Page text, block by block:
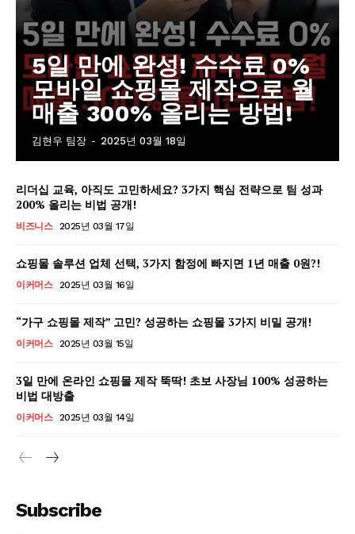
GB leader
5일 만에 완성! 수수료 0%
모바일 쇼핑몰 제작으로 월
매출 300% 올리는 방법!
김현우 팀장 - 2025년 03월 18일
리더십 교육, 아직도 고민하세요? 3가지 핵심 전략으로 팀 성과
200% 올리는 비법 공개!
비즈니스 2025년 03월 17일
쇼핑몰 솔루션 업체 선택, 3가지 함정에 빠지면 1년 매출 0원?!
이커머스 2025년 03월 16일
“가구 쇼핑몰 제작” 고민? 성공하는 쇼핑몰 3가지 비밀 공개!
이커머스 2025년 03월 15일
3일 만에 온라인 쇼핑몰 제작 뚝딱! 초보 사장님 100% 성공하는
비법 대방출
이커머스 2025년 03월 14일
Subscribe